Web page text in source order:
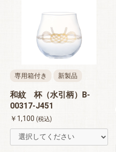
専用箱付き 新製品
和紋 杯（水引柄）B-
00317-J451
￥1,100 (税込)
お買い物を続ける